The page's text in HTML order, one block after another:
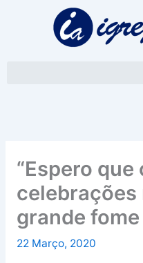
“Espero que
celebrações
grande fome
22 Março, 2020